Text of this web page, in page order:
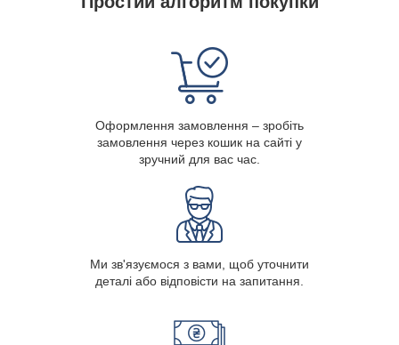
Оформлення замовлення – зробіть
замовлення через кошик на сайті у
зручний для вас час.
Ми зв'язуємося з вами, щоб уточнити
деталі або відповісти на запитання.